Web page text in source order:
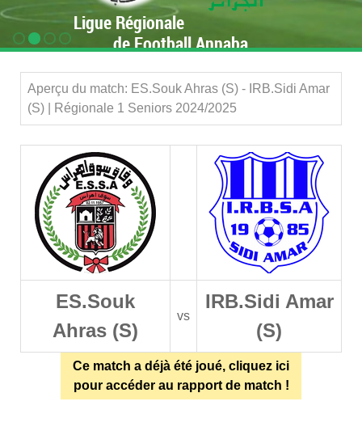
Ligue Régionale
de Football Annaba
Aperçu du match: ES.Souk Ahras (S) - IRB.Sidi Amar
(S) | Régionale 1 Seniors 2024/2025
ES.Souk
Ahras (S)
vs
IRB.Sidi Amar
(S)
Ce match a déjà été joué, cliquez ici
pour accéder au rapport de match !